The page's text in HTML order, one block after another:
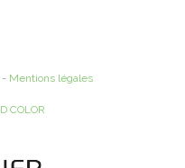
- Mentions légales
COLOR